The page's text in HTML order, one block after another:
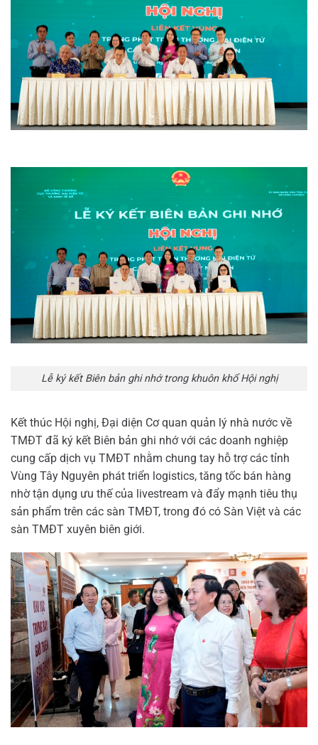
Lễ ký kết Biên bản ghi nhớ trong khuôn khổ Hội nghị
Kết thúc Hội nghị, Đại diện Cơ quan quản lý nhà nước về
TMĐT đã ký kết Biên bản ghi nhớ với các doanh nghiệp
cung cấp dịch vụ TMĐT nhằm chung tay hỗ trợ các tỉnh
Vùng Tây Nguyên phát triển logistics, tăng tốc bán hàng
nhờ tận dụng ưu thế của livestream và đẩy mạnh tiêu thụ
sản phẩm trên các sàn TMĐT, trong đó có Sàn Việt và các
sàn TMĐT xuyên biên giới.